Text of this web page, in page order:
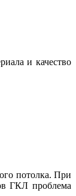
и качество
потолка. При
ГКЛ проблема